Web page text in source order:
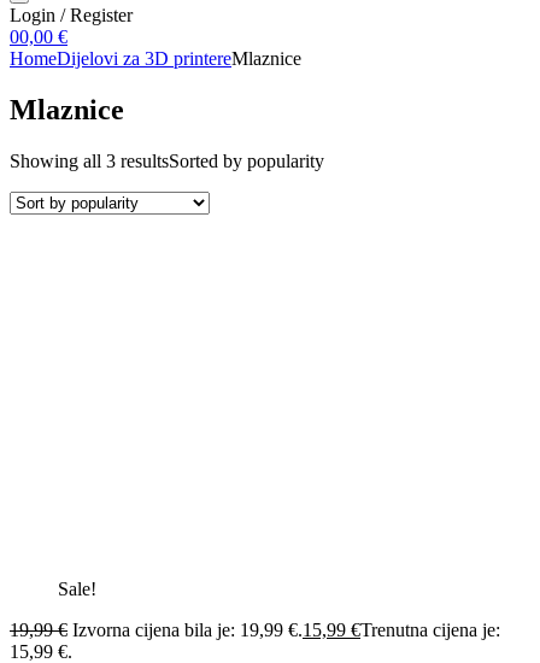
Login / Register
00,00 €
HomeDijelovi za 3D printereMlaznice
Mlaznice
Showing all 3 resultsSorted by popularity
Sale!
19,99€ Izvorna cijena bila je: 19,99 €.15,99 €Trenutna cijena je:
15,99 €.